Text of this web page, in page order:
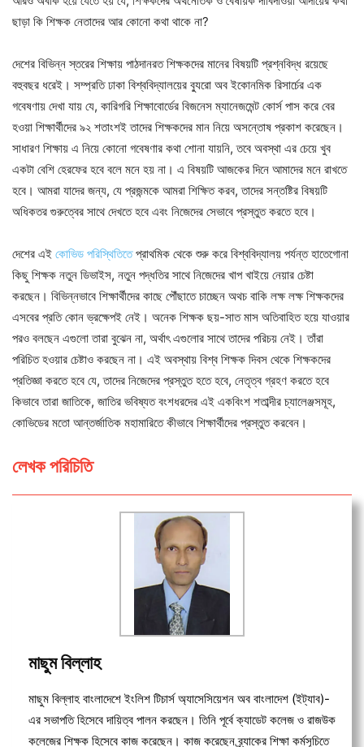
ছাড়া কি শিক্ষক নেতাদের আর কোনো কথা থাকে না?
দেশের বিভিন্ন স্তরের শিক্ষায় পাঠদানরত শিক্ষকদের মানের বিষয়টি প্রশ্নবিদ্ধ রয়েছে
বহুবছর ধরেই। সম্প্রতি ঢাকা বিশ্ববিদ্যালয়ের ব্যুরো অব ইকোনমিক রিসার্চের এক
গবেষণায় দেখা যায় যে, কারিগরি শিক্ষাবোর্ডের বিজনেস ম্যানেজমেন্ট কোর্স পাস করে বের
হওয়া শিক্ষার্থীদের ৯২ শতাংশই তাদের শিক্ষকদের মান নিয়ে অসন্তোষ প্রকাশ করেছেন।
সাধারণ শিক্ষায় এ নিয়ে কোনো গবেষণার কথা শোনা যায়নি, তবে অবস্থা এর চেয়ে খুব
একটা বেশি হেরফের হবে বলে মনে হয় না। এ বিষয়টি আজকের দিনে আমাদের মনে রাখতে
হবে। আমরা যাদের জন্য, যে প্রজন্মকে আমরা শিক্ষিত করব, তাদের সন্তষ্টির বিষয়টি
অধিকতর গুরুত্বের সাথে দেখতে হবে এবং নিজেদের সেভাবে প্রস্তুত করতে হবে।
দেশের এই কোভিড পরিস্থিতিতেপ্রাথমিক থেকে শুরু করে বিশ্ববিদ্যালয় পর্যন্ত হাতেগোনা
কিছু শিক্ষক নতুন ডিভাইস, নতুন পদ্ধতির সাথে নিজেদের খাপ খাইয়ে নেয়ার চেষ্টা
করছেন। বিভিন্নভাবে শিক্ষার্থীদের কাছে পৌঁছাতে চাচ্ছেন অথচ বাকি লক্ষ লক্ষ শিক্ষকদের
এসবের প্রতি কোন ভ্রক্ষেপই নেই। অনেক শিক্ষক ছয়-সাত মাস অতিবাহিত হয়ে যাওয়ার
পরও বলছেন এগুলো তারা বুঝেন না, অর্থাৎ এগুলোর সাথে তাদের পরিচয় নেই। তাঁরা
পরিচিত হওয়ার চেষ্টাও করছেন না। এই অবস্থায় বিশ্ব শিক্ষক দিবস থেকে শিক্ষকদের
প্রতিজ্ঞা করতে হবে যে, তাদের নিজেদের প্রস্তুত হতে হবে, নেতৃত্ব গ্রহণ করতে হবে
কিভাবে তারা জাতিকে, জাতির ভবিষ্যত বংশধরদের এই একবিংশ শতাব্দীর চ্যালেঞ্জসমূহ,
কোভিডের মতো আন্তর্জাতিক মহামারিতে কীভাবে শিক্ষার্থীদের প্রস্তুত করবেন।
লেখক পরিচিতি
মাছুম বিল্লাহ
মাছুম বিল্লাহ বাংলাদেশে ইংলিশ টিচার্স অ্যাসেসিয়েশন অব বাংলাদেশ (ইট্যাব)-
এর সভাপতি হিসেবে দায়িত্ব পালন করছেন। তিনি পূর্বে ক্যাডেট কলেজ ও রাজউক
কলেজের শিক্ষক হিসেবে কাজ করেছেন। কাজ করেছেন ব্র্যাকের শিক্ষা কর্মসূচিতে